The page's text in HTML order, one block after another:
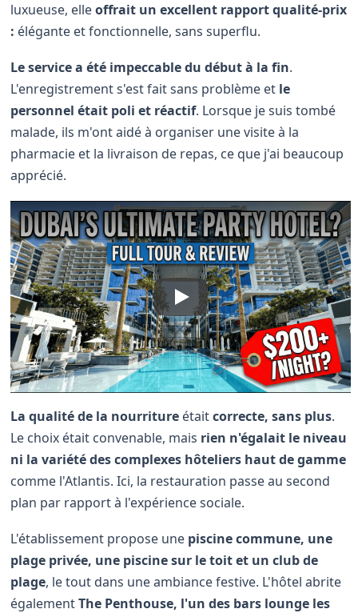
luxueuse, elleoffrait un excellent rapport qualité-prix
: élégante et fonctionnelle, sans superflu.
Le service a été impeccable du début à la fin.
L'enregistrement s'est fait sans problème et le
personnel était poli et réactif. Lorsque je suis tombé
malade, ils m'ont aidé à organiser une visite à la
pharmacie et la livraison de repas, ce que j'ai beaucoup
apprécié.
La qualité de la nourriture étaitcorrecte, sans plus.
Le choix était convenable, mais rien n'égalait le niveau
ni la variété des complexes hôteliers haut de gamme
comme l'Atlantis. Ici, la restauration passe au second
plan par rapport à l'expérience sociale.
L'établissement propose une piscine commune, une
plage privée, une piscine sur le toit et un club de
plage, le tout dans une ambiance festive. L'hôtel abrite
égalementThe Penthouse, l'un des bars lounge les